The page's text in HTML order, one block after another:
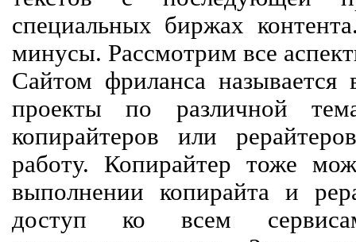
специальных биржах
минусы. Рассмотрим все
Сайтом фриланса называется
проекты по различной
копирайтеров или
работу. Копирайтер тоже
выполнении копирайта и
доступ ко всем